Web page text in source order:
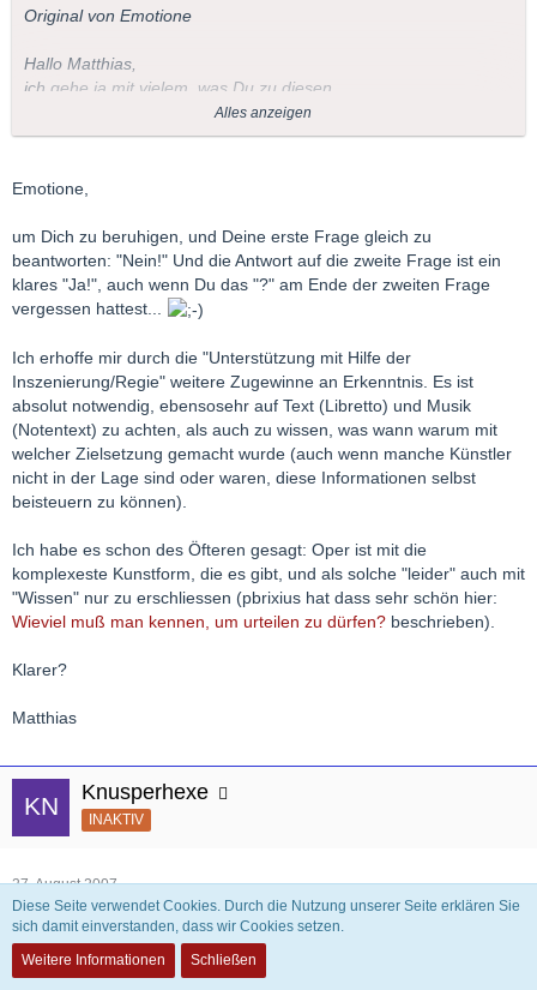
Original von Emotione
Hallo Matthias,
ich gehe ja mit vielem, was Du zu diesen
Thread einbringst, konform. Jetzt möchte ich aber doch mal
intervenieren. Vertrittst Du denn allen Ernstes die Meinung,
Autoren resp. Komponisten erschließen? In diesem Falle wäre
könnte auch pantomimisch aufgeführt werden, da die
Zuschauer ja den Text und die Musik kennen. Oder habe ich da
etwas falsch verstanden.
Emotione
Alles anzeigen
Emotione,
um Dich zu beruhigen, und Deine erste Frage gleich zu
beantworten: "Nein!" Und die Antwort auf die zweite Frage ist ein
klares "Ja!", auch wenn Du das "?" am Ende der zweiten Frage
vergessen hattest...
Ich erhoffe mir durch die "Unterstützung mit Hilfe der
Inszenierung/Regie" weitere Zugewinne an Erkenntnis. Es ist
absolut notwendig, ebensosehr auf Text (Libretto) und Musik
(Notentext) zu achten, als auch zu wissen, was wann warum mit
welcher Zielsetzung gemacht wurde (auch wenn manche Künstler
nicht in der Lage sind oder waren, diese Informationen selbst
beisteuern zu können).
Ich habe es schon des Öfteren gesagt: Oper ist mit die
komplexeste Kunstform, die es gibt, und als solche "leider" auch mit
"Wissen" nur zu erschliessen (pbrixius hat dass sehr schön hier:
Wieviel muß man kennen, um urteilen zu dürfen? beschrieben).
Klarer?
Matthias
Knusperhexe
INAKTIV
27. August 2007
Zitat
Diese Seite verwendet Cookies. Durch die Nutzung unserer Seite erklären Sie
sich damit einverstanden, dass wir Cookies setzen.
Weitere Informationen
Schließen